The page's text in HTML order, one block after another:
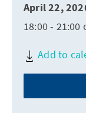
April 22,
18:00 - 21:00
Add to